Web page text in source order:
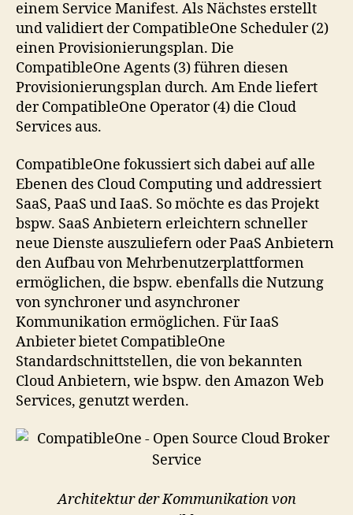
einem Service Manifest. Als Nächstes erstellt
und validiert der CompatibleOne Scheduler (2)
einen Provisionierungsplan. Die
CompatibleOne Agents (3) führen diesen
Provisionierungsplan durch. Am Ende liefert
der CompatibleOne Operator (4) die Cloud
Services aus.
CompatibleOne fokussiert sich dabei auf alle
Ebenen des Cloud Computing und addressiert
SaaS, PaaS und IaaS. So möchte es das Projekt
bspw. SaaS Anbietern erleichtern schneller
neue Dienste auszuliefern oder PaaS Anbietern
den Aufbau von Mehrbenutzerplattformen
ermöglichen, die bspw. ebenfalls die Nutzung
von synchroner und asynchroner
Kommunikation ermöglichen. Für IaaS
Anbieter bietet CompatibleOne
Standardschnittstellen, die von bekannten
Cloud Anbietern, wie bspw. den Amazon Web
Services, genutzt werden.
Architektur der Kommunikation von